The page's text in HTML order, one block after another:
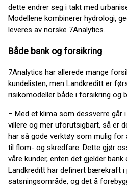
dette endrer seg i takt med
Modellene kombinerer hydrologi,
leveres av norske 7Analytics.
Både bank og forsikring
7Analytics har allerede mange
kundelisten, men Landkreditt er
risikomodeller både i forsikring og
– Med et klima som dessverre går
villere og mer uforutsigbart, så er
har så gode verktøy som mulig for
til flom- og skredfare. Dette gjør
våre kunder, enten det gjelder
Landkreditt har definert bærekraft
satsningsområde, og det å